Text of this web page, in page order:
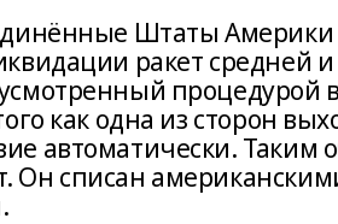
Штаты Америки
ракет средней
процедурой
как одна из сторон
автоматически. Таким
списан